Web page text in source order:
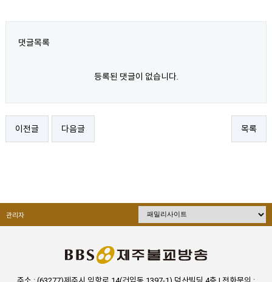
댓글목록
등록된 댓글이 없습니다.
이전글 다음글 목록
관리자